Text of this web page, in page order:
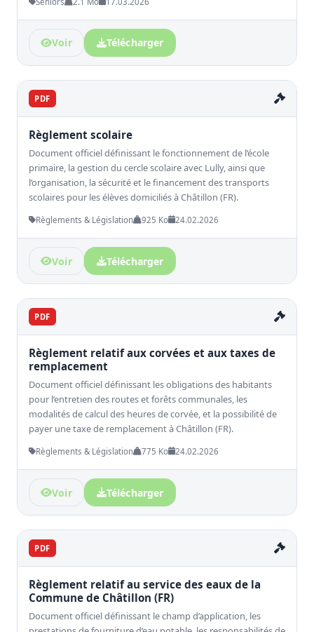
Voir Télécharger
PDF
Règlement scolaire
Document officiel définissant le fonctionnement de l’école
primaire, la gestion du cercle scolaire avec Lully, ainsi que
l’organisation, la sécurité et le financement des transports
scolaires pour les élèves domiciliés à Châtillon (FR).
Règlements & Législation 925 Ko 24.02.2026
Voir Télécharger
PDF
Règlement relatif aux corvées et aux taxes de
remplacement
Document officiel définissant les obligations des habitants
pour l’entretien des routes et forêts communales, les
modalités de calcul des heures de corvée, et la possibilité de
payer une taxe de remplacement à Châtillon (FR).
Règlements & Législation 775 Ko 24.02.2026
Voir Télécharger
PDF
Règlement relatif au service des eaux de la
Commune de Châtillon (FR)
Document officiel définissant le champ d’application, les